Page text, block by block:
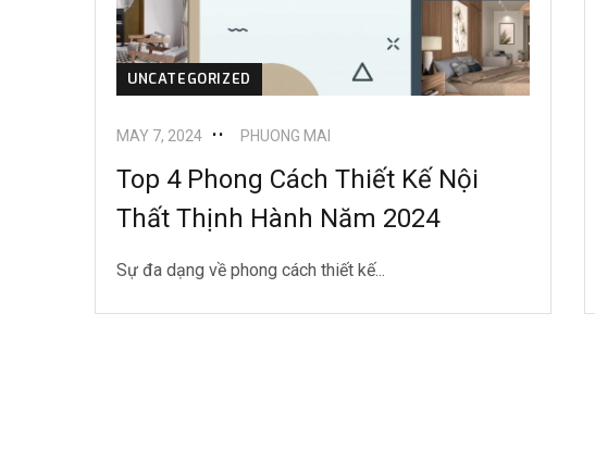
UNCATEGORIZED
MAY 7, 2024 PHUONG MAI
Top 4 Phong Cách Thiết Kế Nội
Thất Thịnh Hành Năm 2024
Sự đa dạng về phong cách thiết kế...